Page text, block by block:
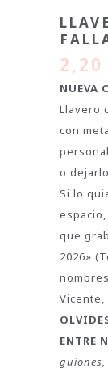
2,20
NUEVA
Llavero
con
o
Si lo
espacio,
que
2026»
Vicente,
ENTRE
guiones,